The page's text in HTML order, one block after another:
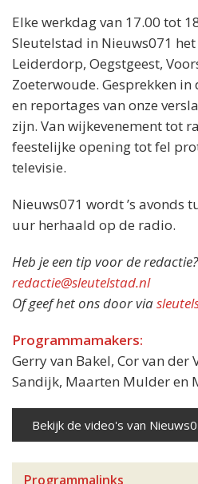
Elke werkdag van 17.00 tot
Sleutelstad in Nieuws071
Leiderdorp, Oegstgeest,
Zoeterwoude. Gesprekken
en reportages van onze
zijn. Van wijkevenement tot
feestelijke opening tot fel
televisie.
Nieuws071 wordt ’s avonds
uur herhaald op de radio.
Heb je een tip voor de
redactie@sleutelstad.nl
Of geef het ons door via
Programmamakers:
Gerry van Bakel, Cor van der
Sandijk, Maarten Mulder en
Bekijk de video's van
Programmalinks